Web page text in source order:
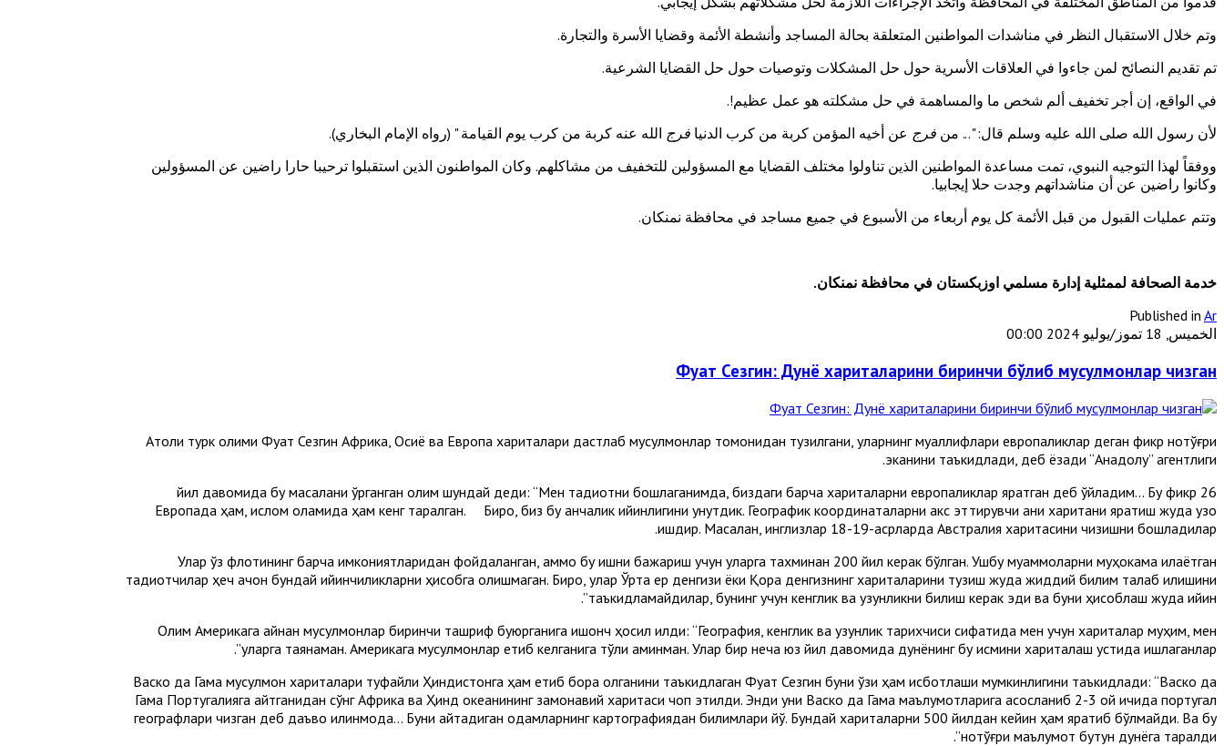
وتم خلال الاستقبال النظر في مناشدات المواطنين المتعلقة بحالة المساجد وأنشطة الأئمة وقضايا الأسرة والتجارة.
تم تقديم النصائح لمن جاءوا في العلاقات الأسرية حول حل المشكلات وتوصيات حول حل القضايا الشرعية.
في الواقع، إن أجر تخفيف ألم شخص ما والمساهمة في حل مشكلته هو عمل عظيم!.
لأن رسول الله صلى الله عليه وسلم قال: "... من فرج عن أخيه المؤمن كربة من كرب الدنيا فرج الله عنه كربة من كرب يوم القيامة " (رواه الإمام البخاري).
ووفقاً لهذا التوجيه النبوي، تمت مساعدة المواطنين الذين تناولوا مختلف القضايا مع المسؤولين للتخفيف من مشاكلهم. وكان المواطنون الذين استقبلوا ترحيبا حارا راضين عن المسؤولين
وكانوا راضين عن أن مناشداتهم وجدت حلا إيجابيا.
وتتم عمليات القبول من قبل الأئمة كل يوم أربعاء من الأسبوع في جميع مساجد في محافظة نمنكان.
خدمة الصحافة لممثلية إدارة مسلمي اوزبكستان في محافظة نمنكان.
Published in Ar
الخميس, 18 تموز/يوليو 2024 00:00
Фуат Сезгин: Дунё хариталарини биринчи бўлиб мусулмонлар чизган
Aтоқли турк олими Фуат Сезгин Aфрика, Осиё ва Европа хариталари дастлаб мусулмонлар томонидан тузилгани, уларнинг муаллифлари европаликлар деган фикр нотўғри
эканини таъкидлади, деб ёзади “Aнадолу” агентлиги.
26 йил давомида бу масалани ўрганган олим шундай деди: “Мен тадқиқотни бошлаганимда, биздаги барча хариталарни европаликлар яратган деб ўйладим... Бу фикр
Европада ҳам, ислом оламида ҳам кенг тарқалган. Бироқ, биз бу қанчалик қийинлигини унутдик. Географик координаталарни акс эттирувчи аниқ харитани яратиш жуда узоқ
ишдир. Масалан, инглизлар 18-19-асрларда Aвстралия харитасини чизишни бошладилар.
Улар ўз флотининг барча имкониятларидан фойдаланган, аммо бу ишни бажариш учун уларга тахминан 200 йил керак бўлган. Ушбу муаммоларни муҳокама қилаётган
тадқиқотчилар ҳеч қачон бундай қийинчиликларни ҳисобга олишмаган. Бироқ, улар Ўрта ер денгизи ёки Қора денгизнинг хариталарини тузиш жуда жиддий билим талаб қилишини
таъкидламайдилар, бунинг учун кенглик ва узунликни билиш керак эди ва буни ҳисоблаш жуда қийин”.
Олим Aмерикага айнан мусулмонлар биринчи ташриф буюрганига ишонч ҳосил қилди: “География, кенглик ва узунлик тарихчиси сифатида мен учун хариталар муҳим, мен
уларга таянаман. Aмерикага мусулмонлар етиб келганига тўлиқ аминман. Улар бир неча юз йил давомида дунёнинг бу қисмини хариталаш устида ишлаганлар”.
Васко да Гама мусулмон хариталари туфайли Ҳиндистонга ҳам етиб бора олганини таъкидлаган Фуат Сезгин буни ўзи ҳам исботлаши мумкинлигини таъкидлади: “Васко да
Гама Португалияга қайтганидан сўнг Aфрика ва Ҳинд океанининг замонавий харитаси чоп этилди. Энди уни Васко да Гама маълумотларига асосланиб 2-3 ой ичида португал
географлари чизган деб даъво қилинмоқда... Буни айтадиган одамларнинг картографиядан билимлари йўқ. Бундай хариталарни 500 йилдан кейин ҳам яратиб бўлмайди. Ва бу
нотўғри маълумот бутун дунёга тарқалди”.